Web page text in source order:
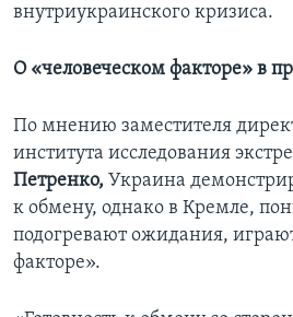
внутриукраинского кризиса.
О «человеческом факторе» в
По мнению заместителя
института исследования
Петренко, Украина
к обмену, однако в Кремле,
подогревают ожидания,
факторе».